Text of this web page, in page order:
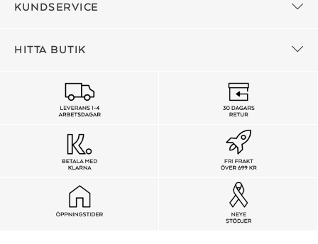
KUNDSERVICE
HITTA BUTIK